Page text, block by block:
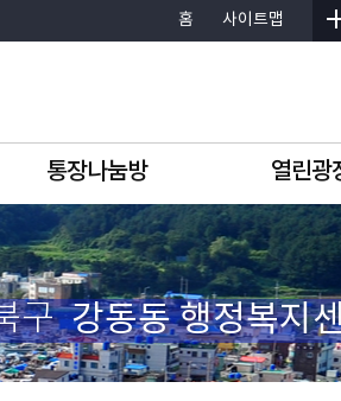
홈 사이트맵
통장나눔방 열린광
구강동동 행정복지